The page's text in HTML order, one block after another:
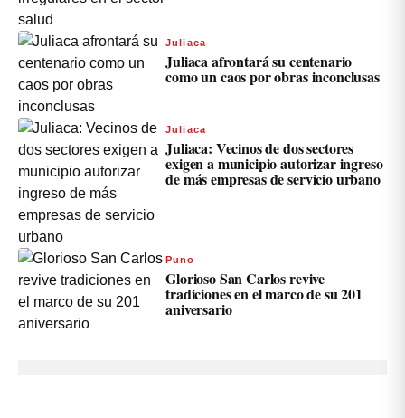
Juliaca
Juliaca afrontará su centenario
como un caos por obras inconclusas
Juliaca
Juliaca: Vecinos de dos sectores
exigen a municipio autorizar ingreso
de más empresas de servicio urbano
Puno
Glorioso San Carlos revive
tradiciones en el marco de su 201
aniversario